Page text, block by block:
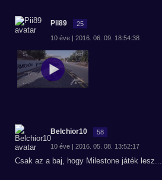
Pii89 25
10 éve | 2016. 06. 09. 18:54:38
Belchior10 58
10 éve | 2016. 05. 08. 13:52:17
Csak az a baj, hogy Milestone játék lesz...